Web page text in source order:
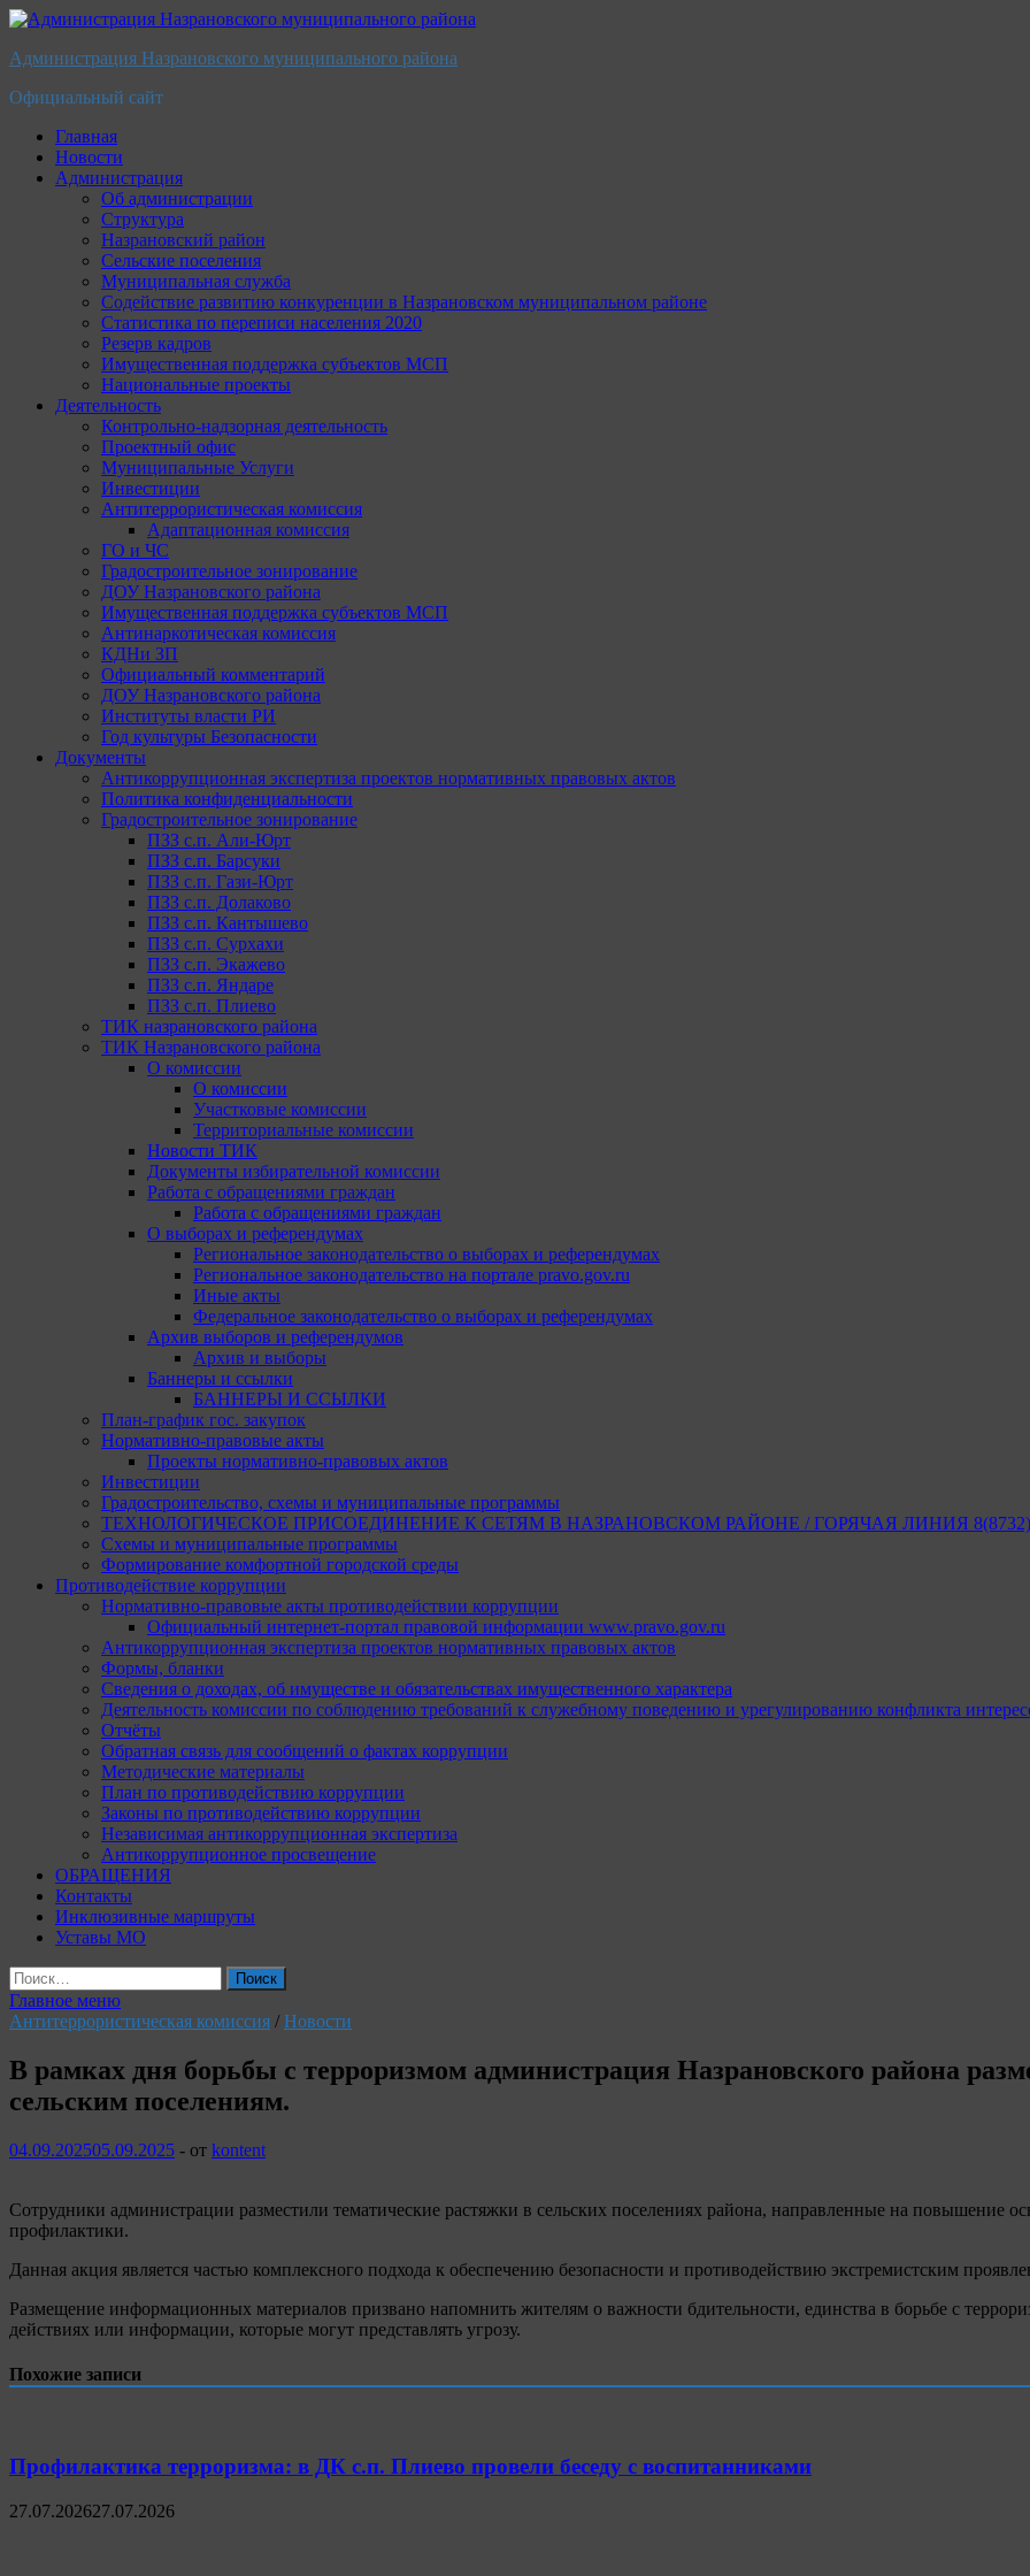
Перейти
содержимому
Администрация Назрановского муниципального района
Официальный сайт
Главная
Новости
Администрация
Об администрации
Структура
Назрановский район
Сельские поселения
Муниципальная служба
Содействие развитию конкуренции в Назрановском муниципальном районе
Статистика по переписи населения 2020
Резерв кадров
Имущественная поддержка субъектов МСП
Национальные проекты
Деятельность
Контрольно-надзорная деятельность
Проектный офис
Муниципальные Услуги
Инвестиции
Антитеррористическая комиссия
Адаптационная комиссия
ГО и ЧС
Градостроительное зонирование
ДОУ Назрановского района
Имущественная поддержка субъектов МСП
Антинаркотическая комиссия
КДНи ЗП
Официальный комментарий
ДОУ Назрановского района
Институты власти РИ
Год культуры Безопасности
Документы
Антикоррупционная экспертиза проектов нормативных правовых актов
Политика конфиденциальности
Градостроительное зонирование
ПЗЗ с.п. Али-Юрт
ПЗЗ с.п. Барсуки
ПЗЗ с.п. Гази-Юрт
ПЗЗ с.п. Долаково
ПЗЗ с.п. Кантышево
ПЗЗ с.п. Сурхахи
ПЗЗ с.п. Экажево
ПЗЗ с.п. Яндаре
ПЗЗ с.п. Плиево
ТИК назрановского района
ТИК Назрановского района
О комиссии
О комиссии
Участковые комиссии
Территориальные комиссии
Новости ТИК
Документы избирательной комиссии
Работа с обращениями граждан
Работа с обращениями граждан
О выборах и референдумах
Региональное законодательство о выборах и референдумах
Региональное законодательство на портале pravo.gov.ru
Иные акты
Федеральное законодательство о выборах и референдумах
Архив выборов и референдумов
Архив и выборы
Баннеры и ссылки
БАННЕРЫ И ССЫЛКИ
План-график гос. закупок
Нормативно-правовые акты
Проекты нормативно-правовых актов
Инвестиции
Градостроительство, схемы и муниципальные программы
ТЕХНОЛОГИЧЕСКОЕ ПРИСОЕДИНЕНИЕ К СЕТЯМ В НАЗРАНОВСКОМ РАЙОНЕ / ГОРЯЧАЯ ЛИНИЯ 8(8732)
Схемы и муниципальные программы
Формирование комфортной городской среды
Противодействие коррупции
Нормативно-правовые акты противодействии коррупции
Официальный интернет-портал правовой информации www.pravo.gov.ru
Антикоррупционная экспертиза проектов нормативных правовых актов
Формы, бланки
Сведения о доходах, об имуществе и обязательствах имущественного характера
Деятельность комиссии по соблюдению требований к служебному поведению и урегулированию конфликта
Отчёты
Обратная связь для сообщений о фактах коррупции
Методические материалы
План по противодействию коррупции
Законы по противодействию коррупции
Независимая антикоррупционная экспертиза
Антикоррупционное просвещение
ОБРАЩЕНИЯ
Контакты
Инклюзивные маршруты
Уставы МО
Найти:
Главное меню
Антитеррористическая комиссия / Новости
В рамках дня борьбы с терроризмом администрация Назрановского района
сельским поселениям.
04.09.202505.09.2025 - от kontent
Сотрудники администрации разместили тематические растяжки в сельских поселениях района, направленные на повышение
профилактики.
Данная акция является частью комплексного подхода к обеспечению безопасности и противодействию экстремистским
Размещение информационных материалов призвано напомнить жителям о важности бдительности, единства в борьбе с
действиях или информации, которые могут представлять угрозу.
Похожие записи
Профилактика терроризма: в ДК с.п. Плиево провели беседу с воспитанниками
27.07.202627.07.2026